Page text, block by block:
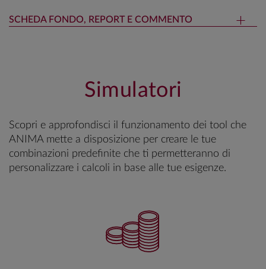
SCHEDA FONDO, REPORT E COMMENTO
Simulatori
Scopri e approfondisci il funzionamento dei tool che
ANIMA mette a disposizione per creare le tue
combinazioni predefinite che ti permetteranno di
personalizzare i calcoli in base alle tue esigenze.